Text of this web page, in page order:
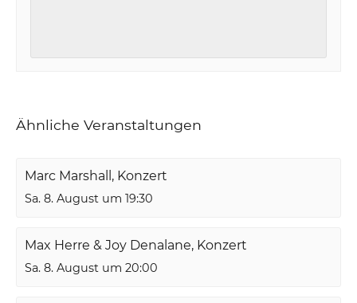
Ähnliche Veranstaltungen
Marc Marshall, Konzert
Sa. 8. August um 19:30
Max Herre & Joy Denalane, Konzert
Sa. 8. August um 20:00